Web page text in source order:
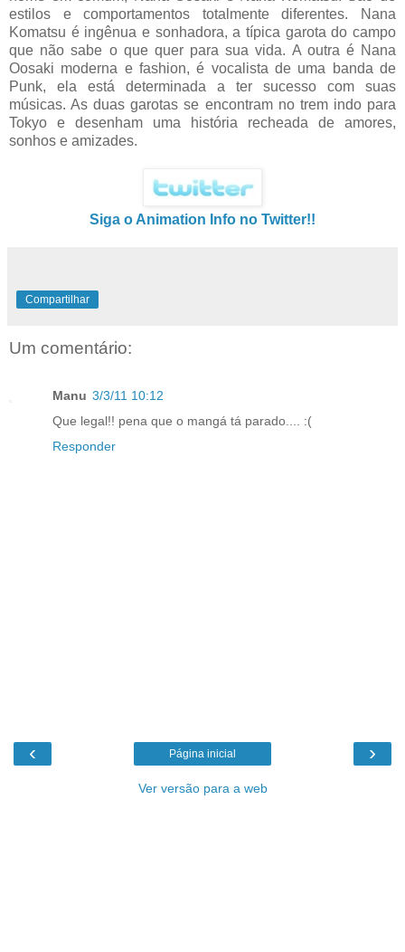
estilos e comportamentos totalmente diferentes. Nana
Komatsu é ingênua e sonhadora, a típica garota do campo
que não sabe o que quer para sua vida. A outra é Nana
Oosaki moderna e fashion, é vocalista de uma banda de
Punk, ela está determinada a ter sucesso com suas
músicas. As duas garotas se encontram no trem indo para
Tokyo e desenham uma história recheada de amores,
sonhos e amizades.
Siga o Animation Info no Twitter!!
Compartilhar
Um comentário:
Manu 3/3/11 10:12
Que legal!! pena que o mangá tá parado.... :(
Responder
‹ ›
Página inicial
Ver versão para a web